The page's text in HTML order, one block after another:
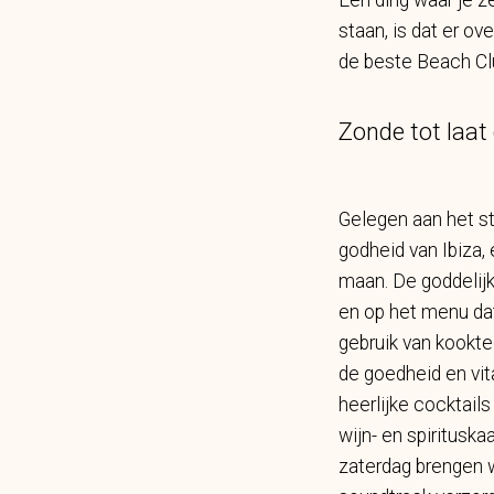
staan, is dat er
de beste Beach
Zonde tot laat
Gelegen aan het
godheid van
maan. De
en op het menu
gebruik van
de goedheid en
heerlijke
wijn- en
zaterdag brengen